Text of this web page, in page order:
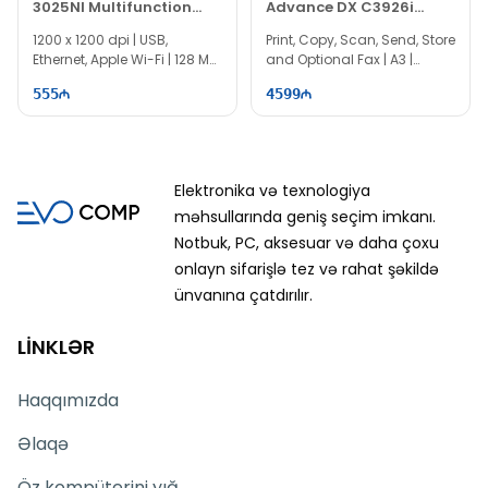
3025NI Multifunction
1200 x 1200 dpi | USB,
Ethernet, Apple Wi-Fi | 128 MB
555
Advance DX C3926i
Print, Copy, Scan, Send, Store
and Optional Fax | A3 |
4599
Elektronika və texnologiya
məhsullarında geniş seçim imkanı.
Notbuk, PC, aksesuar və daha çoxu
onlayn sifarişlə tez və rahat şəkildə
ünvanına çatdırılır.
LİNKLƏR
Haqqımızda
Əlaqə